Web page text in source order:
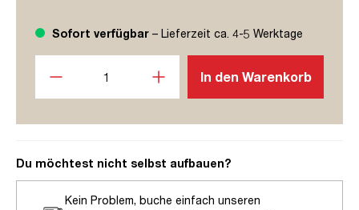
Sofort verfügbar – Lieferzeit ca. 4-5 Werktage
In den Warenkorb
Du möchtest nicht selbst aufbauen?
Kein Problem, buche einfach unseren